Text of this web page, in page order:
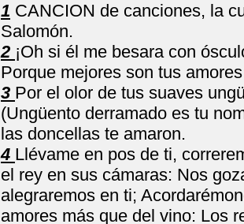
1 CANCION de canciones, la
Salomón.
2 ¡Oh si él me besara con
Porque mejores son tus
3 Por el olor de tus suaves
(Ungüento derramado es tu
las doncellas te amaron.
4 Llévame en pos de ti,
el rey en sus cámaras: Nos
alegraremos en ti;
amores más que del vino: Los